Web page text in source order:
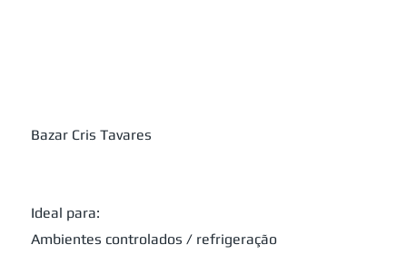
Ambientes controlados / refrigeração
Ideal para:
Bazar Cris Tavares